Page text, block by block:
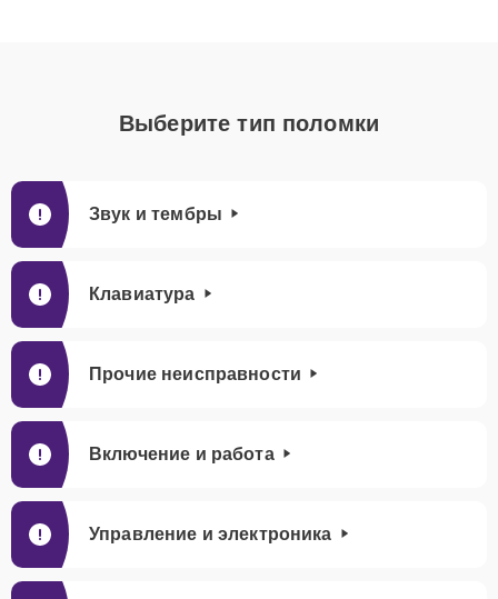
Выберите тип поломки
Звук и тембры
Клавиатура
Прочие неисправности
Включение и работа
Управление и электроника